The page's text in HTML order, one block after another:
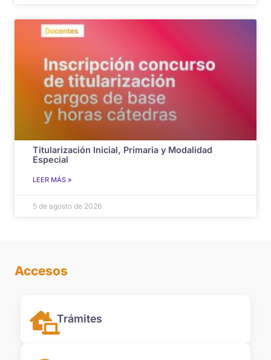
Titularización Inicial, Primaria y Modalidad
Especial
LEER MÁS »
5 de agosto de 2026
Accesos
Trámites